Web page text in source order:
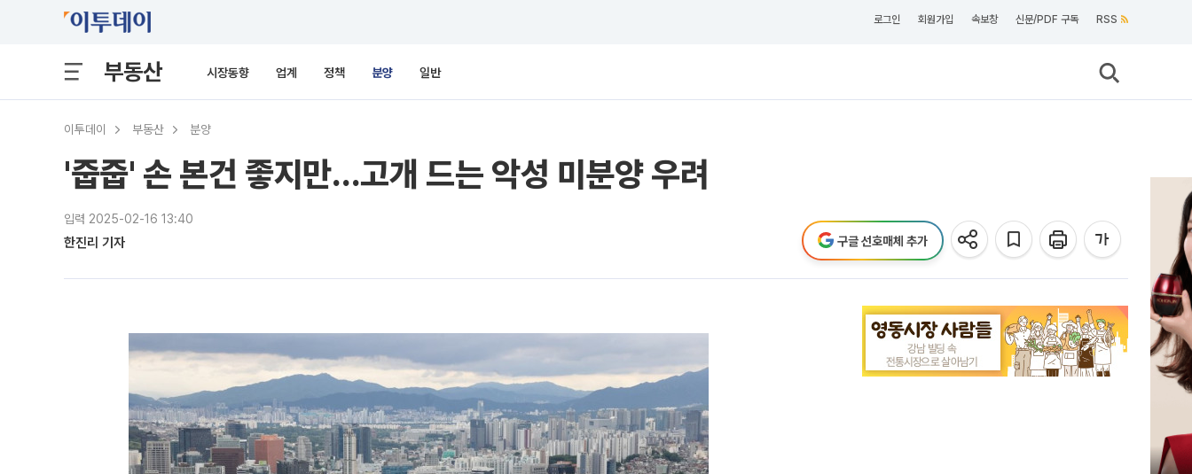
로그인 회원가입 속보창 신문/PDF 구독 RSS
부동산 시장동향 업계 정책 분양 일반
이투데이 부동산 분양
'줍줍' 손 본건 좋지만…고개 드는 악성 미분양 우려
입력 2025-02-16 13:40
한진리 기자 구글 선호매체 추가